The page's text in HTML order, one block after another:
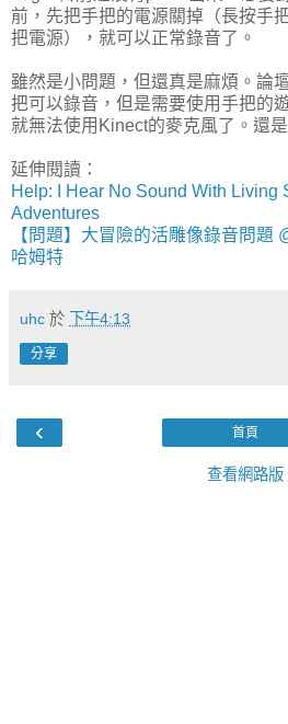
前，先把手把的電源關掉（長按手
把電源），就可以正常錄音了。
雖然是小問題，但還真是麻煩。論
把可以錄音，但是需要使用手把的
就無法使用Kinect的麥克風了。還
延伸閱讀：
Help: I Hear No Sound With Living
Adventures
【問題】大冒險的活雕像錄音問題
哈姆特
uhc 於 下午4:13
分享
‹ 首頁
查看網路版